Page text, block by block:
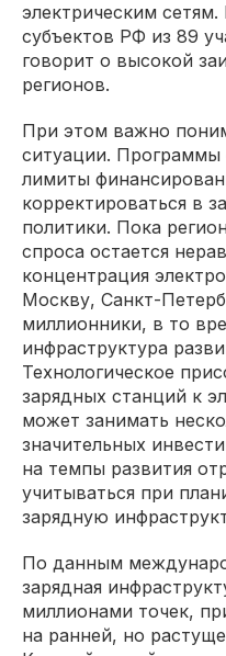
электрическим
субъектов РФ из 89
говорит о высокой
регионов.
При этом важно
ситуации.
лимиты
корректироваться в
политики. Пока
спроса остается
концентрация
Москву, Санкт-
миллионники, в то
инфраструктура
Технологическое
зарядных станций к
может занимать
значительных
на темпы развития
учитываться при
зарядную
По данным
зарядная
миллионами точек,
на ранней, но